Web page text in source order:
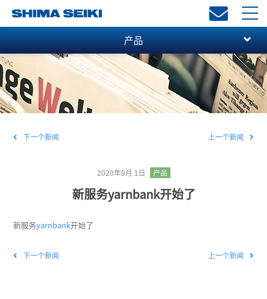
产品
上一个新闻
下一个新闻
2020年9月 1日 产品
新服务yarnbank开始了
新服务yarnbank开始了
上一个新闻
下一个新闻